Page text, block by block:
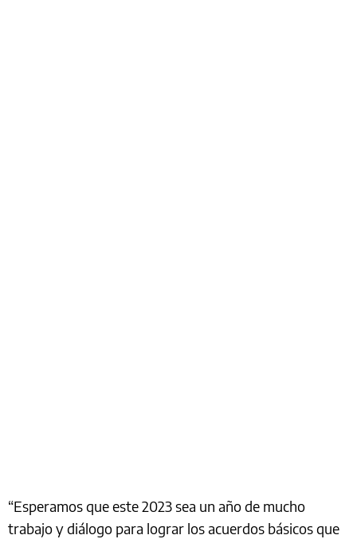
“Esperamos que este 2023 sea un año de mucho
trabajo y diálogo para lograr los acuerdos básicos que